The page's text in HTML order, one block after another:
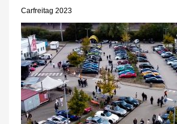
Carfreitag 2023